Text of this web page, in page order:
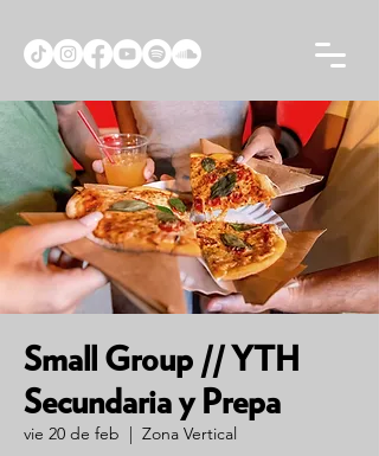
Small Group // YTH
Secundaria y Prepa
vie 20 de feb
  |
Zona Vertical